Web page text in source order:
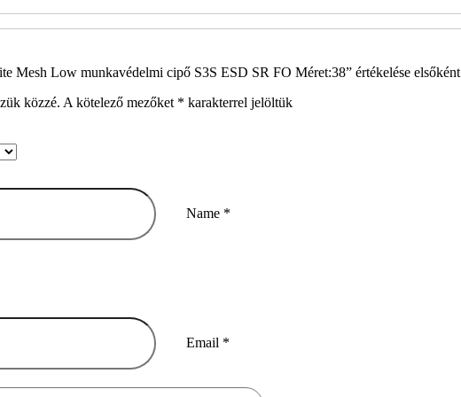
Mesh Low munkavédelmi cipő S3S ESD SR FO Méret:38” értékelése elsőként
közzé. A kötelező mezőket * karakterrel jelöltük
Name *
Email *